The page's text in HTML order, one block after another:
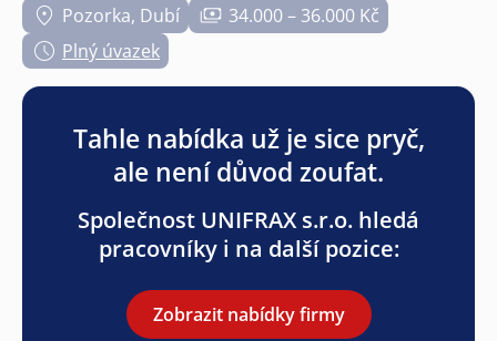
Pozorka, Dubí
34.000 – 36.000 Kč
Plný úvazek
Tahle nabídka už je sice pryč,
ale není důvod zoufat.
Společnost UNIFRAX s.r.o. hledá
pracovníky i na další pozice:
Zobrazit nabídky firmy